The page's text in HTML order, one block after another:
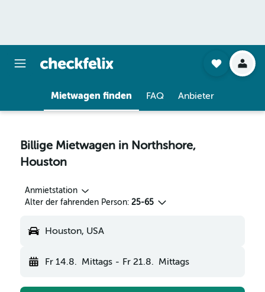
Mietwagen finden FAQ Anbieter
Billige Mietwagen in Northshore,
Houston
Anmietstation
Alter der fahrenden Person: 25-65
Houston, USA
Fr 14.8. Mittags - Fr 21.8. Mittags